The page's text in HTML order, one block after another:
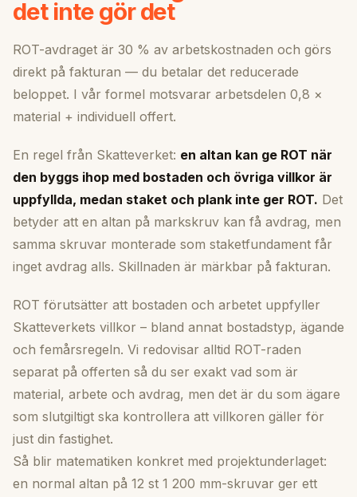
det inte gör det
ROT-avdraget är 30 % av arbetskostnaden och görs
direkt på fakturan — du betalar det reducerade
beloppet. I vår formel motsvarar arbetsdelen 0,8 ×
material + individuell offert.
En regel från Skatteverket: en altan kan ge ROT när
den byggs ihop med bostaden och övriga villkor är
uppfyllda, medan staket och plank inte ger ROT. Det
betyder att en altan på markskruv kan få avdrag, men
samma skruvar monterade som staketfundament får
inget avdrag alls. Skillnaden är märkbar på fakturan.
ROT förutsätter att bostaden och arbetet uppfyller
Skatteverkets villkor – bland annat bostadstyp, ägande
och femårsregeln. Vi redovisar alltid ROT-raden
separat på offerten så du ser exakt vad som är
material, arbete och avdrag, men det är du som ägare
som slutgiltigt ska kontrollera att villkoren gäller för
just din fastighet.
Så blir matematiken konkret med projektunderlaget:
en normal altan på 12 st 1 200 mm-skruvar ger ett